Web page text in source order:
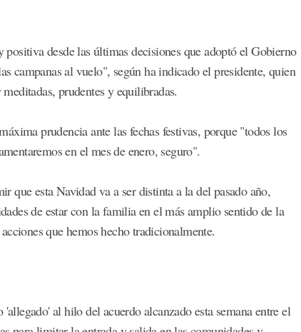
desde las últimas decisiones que adoptó el Gobierno
campanas al vuelo", según ha indicado el presidente, quien
prudentes y equilibradas.
prudencia ante las fechas festivas, porque "todos los
en el mes de enero, seguro".
que esta Navidad va a ser distinta a la del pasado año,
de estar con la familia en el más amplio sentido de la
que hemos hecho tradicionalmente.
al hilo del acuerdo alcanzado esta semana entre el